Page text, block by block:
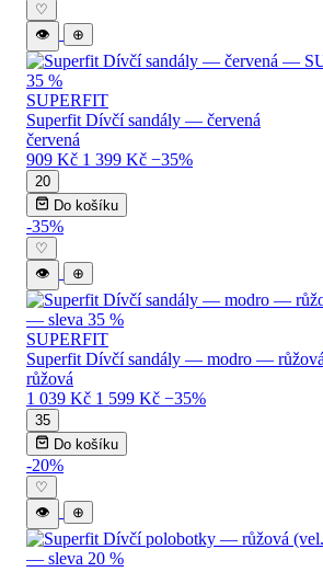
♡
👁
⊕
SUPERFIT
Superfit Dívčí sandály — červená
červená
909 Kč 1 399 Kč −35%
20
Do košíku
-35%
♡
👁
⊕
SUPERFIT
Superfit Dívčí sandály — modro —
růžová
1 039 Kč 1 599 Kč −35%
35
Do košíku
-20%
♡
👁
⊕